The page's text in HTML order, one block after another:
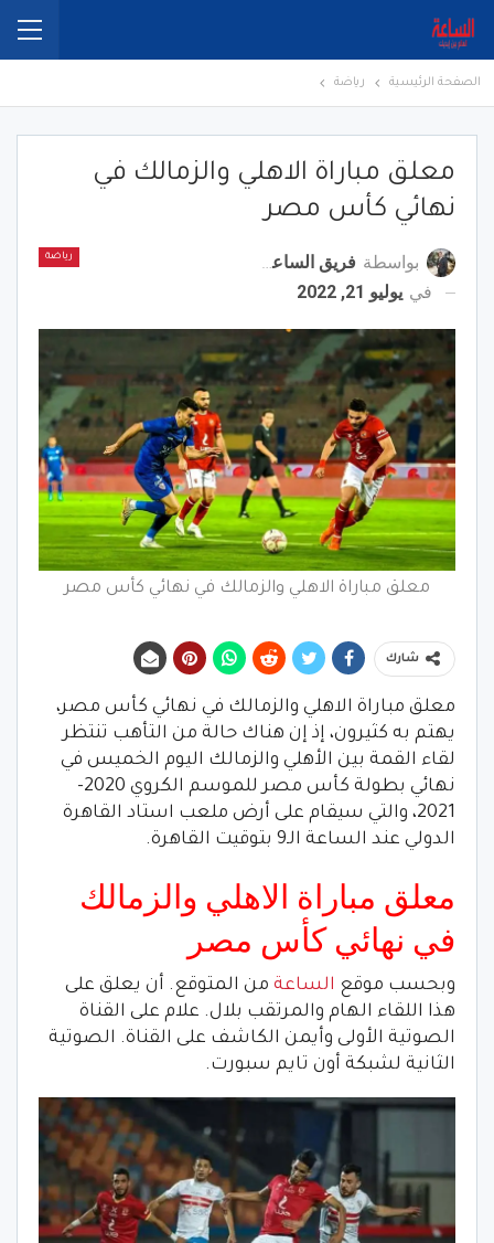
الصفحة الرئيسية رياضة
معلق مباراة الاهلي والزمالك في
نهائي كأس مصر
رياضة بواسطة فريق الساعة برس
في يوليو 21, 2022
معلق مباراة الاهلي والزمالك في نهائي كأس مصر
شارك
معلق مباراة الاهلي والزمالك في نهائي كأس مصر،
يهتم به كثيرون، إذ إن هناك حالة من التأهب تنتظر
لقاء القمة بين الأهلي والزمالك اليوم الخميس في
نهائي بطولة كأس مصر للموسم الكروي 2020-
2021، والتي سيقام على أرض ملعب استاد القاهرة
الدولي عند الساعة الـ9 بتوقيت القاهرة.
معلق مباراة الاهلي والزمالك
في نهائي كأس مصر
وبحسب موقع الساعة من المتوقع. أن يعلق على
هذا اللقاء الهام والمرتقب بلال. علام على القناة
الصوتية الأولى وأيمن الكاشف على القناة. الصوتية
الثانية لشبكة أون تايم سبورت.